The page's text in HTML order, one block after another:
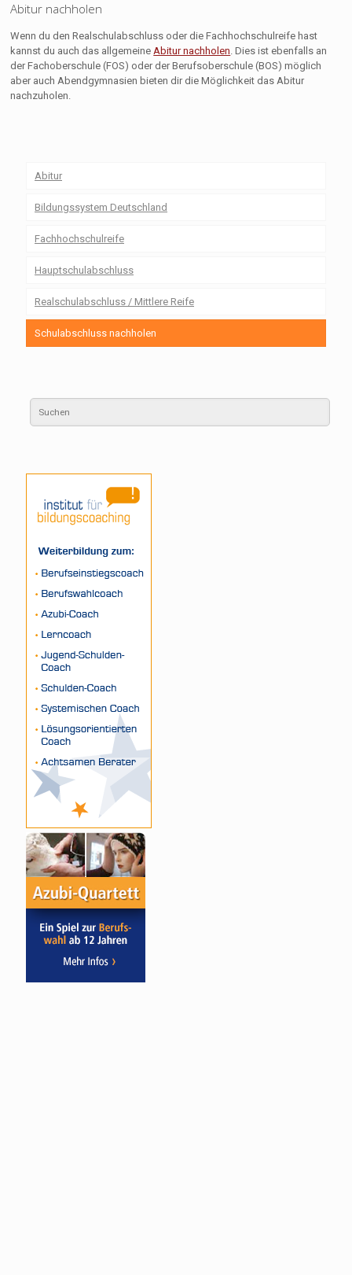
Abitur nachholen
Wenn du den Realschulabschluss oder die Fachhochschulreife hast
kannst du auch das allgemeineAbitur nachholen. Dies ist ebenfalls an
der Fachoberschule (FOS) oder der Berufsoberschule (BOS) möglich
aber auch Abendgymnasien bieten dir die Möglichkeit das Abitur
nachzuholen.
Abitur
Bildungssystem Deutschland
Fachhochschulreife
Hauptschulabschluss
Realschulabschluss / Mittlere Reife
Schulabschluss nachholen